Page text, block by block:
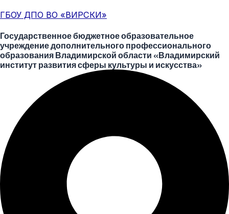
к
содержимому
ГБОУ ДПО ВО «ВИРСКИ»
Государственное бюджетное образовательное
учреждение дополнительного профессионального
образования Владимирской области «Владимирский
институт развития сферы культуры и искусства»
navigation